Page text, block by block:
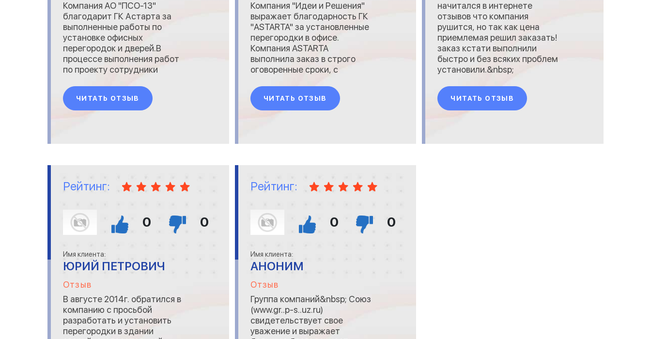
Компания AO "ПСО-13"
благодарит ГК Астарта за
выполненные работы по
установке офисных
перегородок и дверей.В
процессе выполнения работ
по проекту сотрудники
опытные специалисты,
оперативно и слажено
выполняющие поставленные
ЧИТАТЬ ОТЗЫВ
Компания "Идеи и Решения"
выражает благодарность ГК
"ASTARTA" за установленные
перегородки в офисе.
Компания ASTARTA
выполнила заказ в строго
оговоренные сроки, с
дизайнерских разработок,
воплотив корпоративный
стиль компании. Большую
ЧИТАТЬ ОТЗЫВ
начитался в интернете
отзывов что компания
рушится, но так как цена
приемлемая решил заказать!
заказ кстати выполнили
быстро и без всяких проблем
установили.&nbsp;
ЧИТАТЬ ОТЗЫВ
Рейтинг:
0 0
Имя клиента:
ЮРИЙ ПЕТРОВИЧ
Отзыв
В августе 2014г. обратился в
компанию с просьбой
разработать и установить
перегородки в здании
Рейтинг:
0 0
Имя клиента:
АНОНИМ
Отзыв
Группа компаний&nbsp; Союз
(www.gr..p-s..uz.ru)
свидетельствует свое
уважение и выражает